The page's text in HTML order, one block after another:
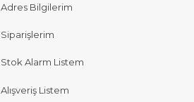
Adres Bilgilerim
Siparişlerim
Stok Alarm Listem
Alışveriş Listem